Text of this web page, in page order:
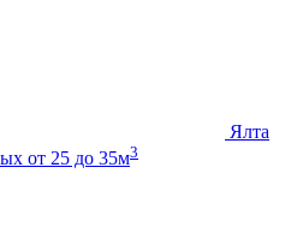
Ялта
от 25 до 35м3